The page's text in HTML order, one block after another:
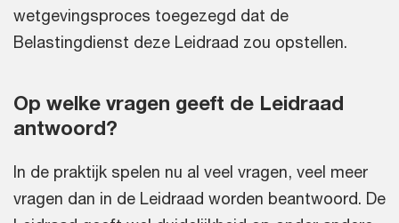
wetgevingsproces toegezegd dat de
Belastingdienst deze Leidraad zou opstellen.
Op welke vragen geeft de Leidraad
antwoord?
In de praktijk spelen nu al veel vragen, veel meer
vragen dan in de Leidraad worden beantwoord. De